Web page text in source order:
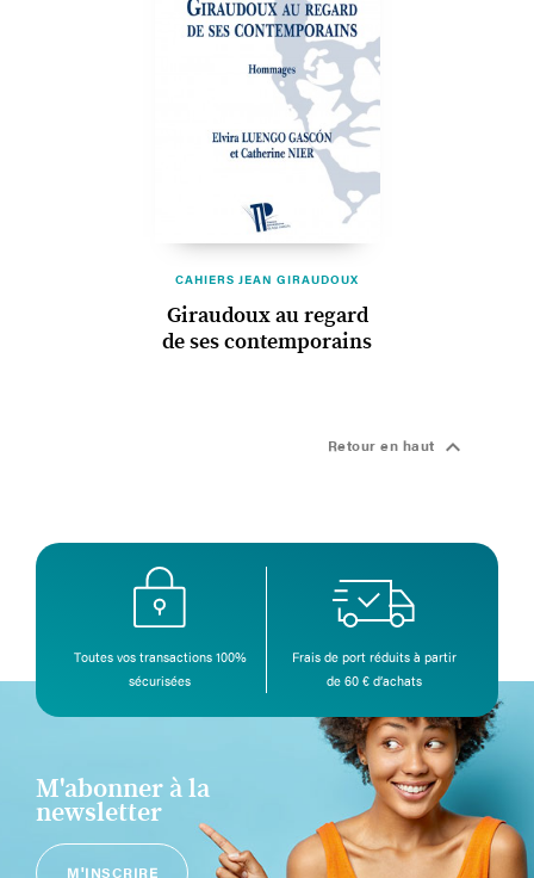
CAHIERS JEAN GIRAUDOUX
Giraudoux au regard
de ses contemporains
Retour en haut 
Toutes vos transactions 100%
sécurisées
Frais de port réduits à partir
de 60 € d’achats
M'abonner à la
newsletter
M'INSCRIRE